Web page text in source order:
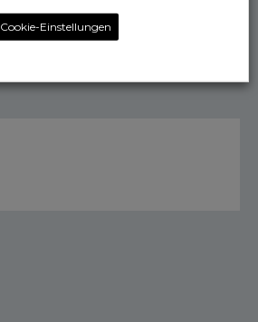
Cookie-Einstellungen